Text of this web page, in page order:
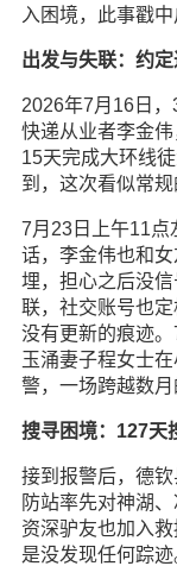
入困境，此事戳
出发与失联：约
2026年7月16日
快递从业者李金
15天完成大环线
到，这次看似常
7月23日上午11点
话，李金伟也和
埋，担心之后没
联，社交账号也
没有更新的痕迹
玉涌妻子程女士
警，一场跨越数月
搜寻困境：127天
接到报警后，德
防站率先对神湖
资深驴友也加入
是没发现任何踪迹